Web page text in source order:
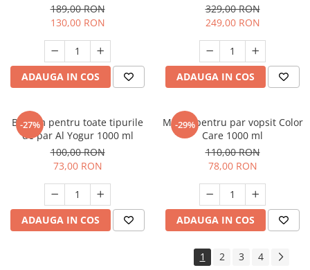
189,00 RON
130,00 RON
ADAUGA IN COS
329,00 RON
249,00 RON
ADAUGA IN COS
-27%
Balsam pentru toate tipurile
de par Al Yogur 1000 ml
100,00 RON
73,00 RON
ADAUGA IN COS
-29%
Masca pentru par vopsit Color
Care 1000 ml
110,00 RON
78,00 RON
ADAUGA IN COS
1 2 3 4